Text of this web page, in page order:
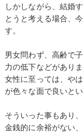
しかしながら、結婚
とうと考える場合、
す。
男女問わず、高齢で
力の低下などがありま
女性に至っては、や
が色々な面で良いと
そういった事もあり
金銭的に余裕がない